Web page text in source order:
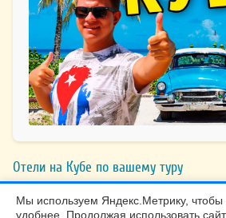
Отели на Кубе по вашему туру
Мы используем Яндекс.Метрику, чтобы
удобнее. Продолжая использовать